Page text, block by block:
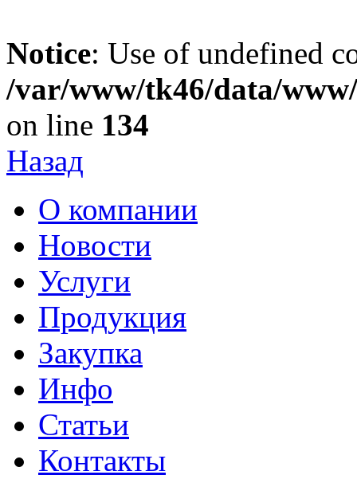
Notice: Use of undefined
/var/www/tk46/data/
on line 134
Назад
О компании
Новости
Услуги
Продукция
Закупка
Инфо
Статьи
Контакты